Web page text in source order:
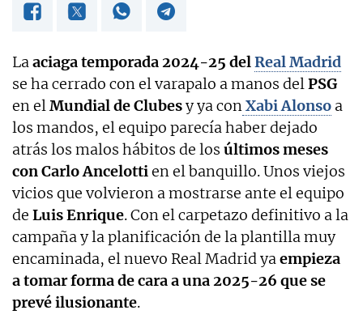
Laaciaga temporada 2024-25 delReal Madrid
se ha cerrado con el varapalo a manos delPSG
en elMundial de Clubesy ya conXabi Alonso a
los mandos, el equipo parecía haber dejado
atrás los malos hábitos de los últimos meses
con Carlo Ancelottien el banquillo. Unos viejos
vicios que volvieron a mostrarse ante el equipo
de Luis Enrique. Con el carpetazo definitivo a la
campaña y la planificación de la plantilla muy
encaminada, el nuevo Real Madrid yaempieza
a tomar forma de cara a una 2025-26 que se
prevé ilusionante.